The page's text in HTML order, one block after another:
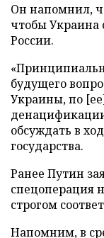
Он напомнил,
чтобы Украина
России.
будущего
Украины, по
обсуждать в
государства.
Ранее Путин
спецоперация
строгом
Напомним, в